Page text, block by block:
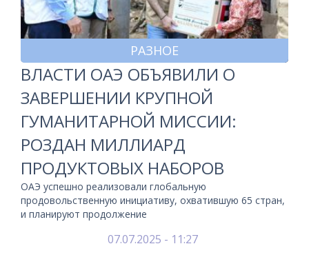
РАЗНОЕ
ВЛАСТИ ОАЭ ОБЪЯВИЛИ О
ЗАВЕРШЕНИИ КРУПНОЙ
ГУМАНИТАРНОЙ МИССИИ:
РОЗДАН МИЛЛИАРД
ПРОДУКТОВЫХ НАБОРОВ
ОАЭ успешно реализовали глобальную
продовольственную инициативу, охватившую 65 стран,
и планируют продолжение
07.07.2025 - 11:27